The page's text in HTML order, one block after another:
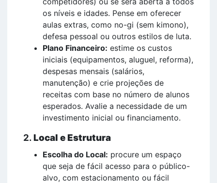
os níveis e idades. Pense em oferecer
aulas extras, como no-gi (sem kimono),
defesa pessoal ou outros estilos de luta.
Plano Financeiro: estime os custos
iniciais (equipamentos, aluguel, reforma),
despesas mensais (salários,
manutenção) e crie projeções de
receitas com base no número de alunos
esperados. Avalie a necessidade de um
investimento inicial ou financiamento.
2.Local e Estrutura
Escolha do Local: procure um espaço
que seja de fácil acesso para o público-
alvo, com estacionamento ou fácil